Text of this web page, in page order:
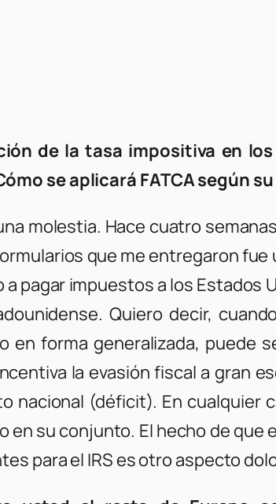
de la tasa impositiva en
se aplicará FATCA según
molestia. Hace cuatro
que me entregaron
pagar impuestos a los
Quiero decir,
en forma generalizada, puede
la evasión fiscal a gran
nacional (déficit). En cualquier
en su conjunto. El hecho de
para el IRS es otro aspecto